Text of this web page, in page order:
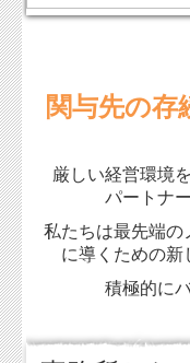
業務案内
採用情報
TKCシステムの
黒字に導くTKCシ
FXクラウドシリー
関与先の存
厳しい経営環境
パートナ
私たちは最先端の
に導くための新
積極的に